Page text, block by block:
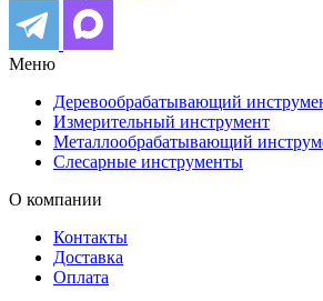
Меню
Деревообрабатывающий
Измерительный инструмент
Металлообрабатывающий
Слесарные инструменты
О компании
Контакты
Доставка
Оплата